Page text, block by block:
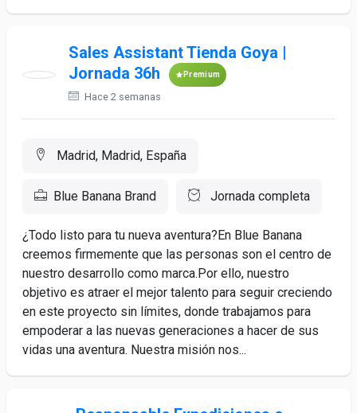
Sales Assistant Tienda Goya |
Jornada 36h
Premium
Hace 2 semanas
Madrid, Madrid, España
Blue Banana Brand Jornada completa
¿Todo listo para tu nueva aventura?En Blue Banana
creemos firmemente que las personas son el centro de
nuestro desarrollo como marca.Por ello, nuestro
objetivo es atraer el mejor talento para seguir creciendo
en este proyecto sin límites, donde trabajamos para
empoderar a las nuevas generaciones a hacer de sus
vidas una aventura. Nuestra misión nos...